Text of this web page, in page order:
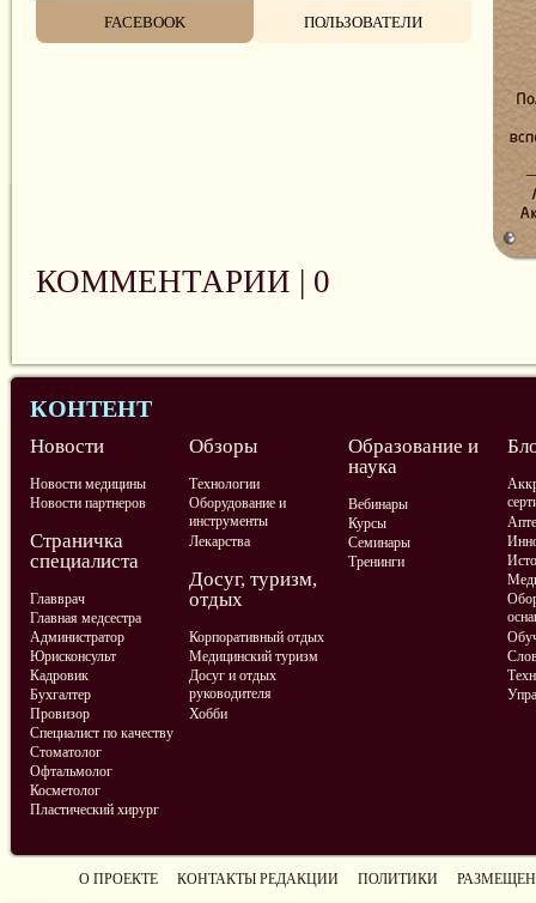
FACEBOOK ПОЛЬЗОВАТЕЛИ
КОММЕНТАРИИ | 0
КОНТЕНТ
Новости
Новости медицины
Новости партнеров
Обзоры
Технологии
Оборудование и
инструменты
Лекарства
Образование и
наука
Вебинары
Курсы
Семинары
Тренинги
Страничка
специалиста
Главврач
Главная медсестра
Администратор
Юрисконсульт
Кадровик
Бухгалтер
Провизор
Специалист по качеству
Стоматолог
Офтальмолог
Косметолог
Пластический хирург
Досуг, туризм,
отдых
Корпоративный отдых
Медицинский туризм
Досуг и отдых
руководителя
Хобби
О ПРОЕКТЕ КОНТАКТЫ РЕДАКЦИИ ПОЛИТИКИ